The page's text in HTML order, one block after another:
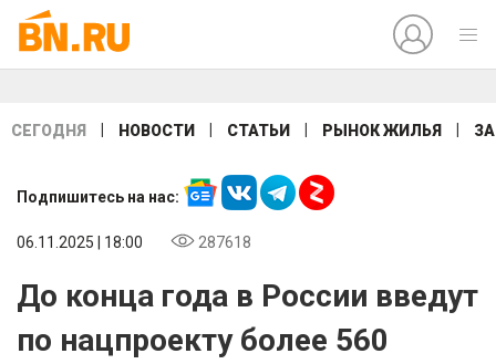
СЕГОДНЯ НОВОСТИ СТАТЬИ РЫНОК ЖИЛЬЯ
Подпишитесь на нас:
06.11.2025 | 18:00 287618
До конца года в России введут
по нацпроекту более 560